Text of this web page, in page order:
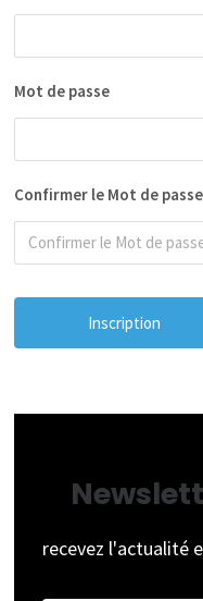
Mot de passe
Confirmer le Mot de passe
recevez l'actualité